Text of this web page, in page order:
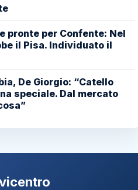
pronte per Confente: Nel
il Pisa. Individuato il
De Giorgio: “Catello
speciale. Dal mercato